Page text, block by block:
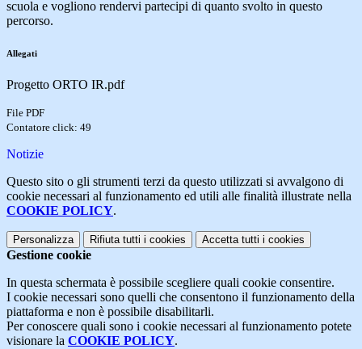
scuola e vogliono rendervi partecipi di quanto svolto in questo
percorso.
Allegati
Progetto ORTO IR.pdf
File PDF
Contatore click: 49
Notizie
Questo sito o gli strumenti terzi da questo utilizzati si avvalgono di
cookie necessari al funzionamento ed utili alle finalità illustrate nella
COOKIE POLICY.
Personalizza Rifiuta tutti i cookies Accetta tutti i cookies
Gestione cookie
In questa schermata è possibile scegliere quali cookie consentire.
I cookie necessari sono quelli che consentono il funzionamento della
piattaforma e non è possibile disabilitarli.
Per conoscere quali sono i cookie necessari al funzionamento potete
visionare la COOKIE POLICY.